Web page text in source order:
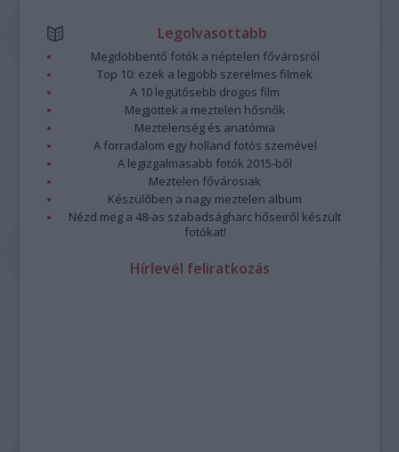
Legolvasottabb
Megdöbbentő fotók a néptelen fővárosról
Top 10: ezek a legjobb szerelmes filmek
A 10 legütősebb drogos film
Megjöttek a meztelen hősnők
Meztelenség és anatómia
A forradalom egy holland fotós szemével
A legizgalmasabb fotók 2015-ből
Meztelen fővárosiak
Készülőben a nagy meztelen album
Nézd meg a 48-as szabadságharc hőseiről készült
fotókat!
Hírlevél feliratkozás